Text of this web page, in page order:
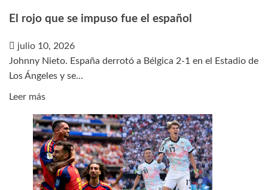
Suiza
El rojo que se impuso fue el español
julio 10, 2026
Johnny Nieto. España derrotó a Bélgica 2-1 en el Estadio de
Los Ángeles y se...
Leer másLeer
sobre
El
rojo
que
se